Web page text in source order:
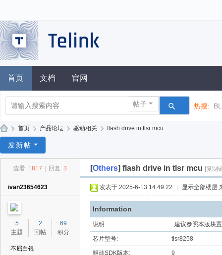
首页 文档 官网
帖子 热搜:
凌
» 首页 › 产品论坛 › 驱动相关 › flash drive in tlsr mcu
发新帖
查看: 1817 回复: 3 [Others] flash drive in tlsr mcu [复制
ivan23654623
5
主题
2
回帖
69
积分
不屈白银
发表于 2025-6-13 14:49:22 显示全部楼层
Information
说明: 建议参照本版块
芯片型号: tlsr8258
驱动SDK版本: 9